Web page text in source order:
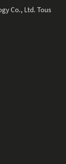
Co., Ltd. Tous